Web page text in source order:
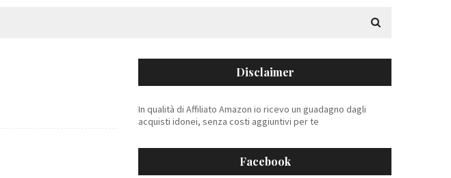
Disclaimer
In qualità di Affiliato Amazon io ricevo un guadagno dagli
acquisti idonei, senza costi aggiuntivi per te
Facebook